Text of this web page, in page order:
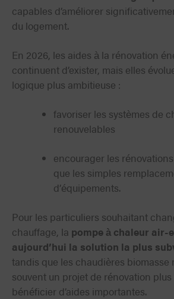
capables d’améliorer
du logement.
En 2026, les aides à la rénovation
continuent d’exister, mais elles
logique plus ambitieuse :
favoriser les systèmes de
renouvelables
encourager les
que les simples
d’équipements.
Pour les particuliers souhaitant
chauffage, la pompe à chaleur air-
aujourd’hui la solution la plus
tandis que les chaudières biomasse
souvent un projet de rénovation
bénéficier d’aides importantes.